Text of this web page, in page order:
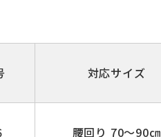
対応サイズ
腰回り 70～90㎝